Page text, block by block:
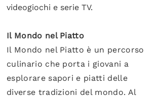
videogiochi e serie TV.
Il Mondo nel Piatto
Il Mondo nel Piatto è un percorso
culinario che porta i giovani a
esplorare sapori e piatti delle
diverse tradizioni del mondo. Al